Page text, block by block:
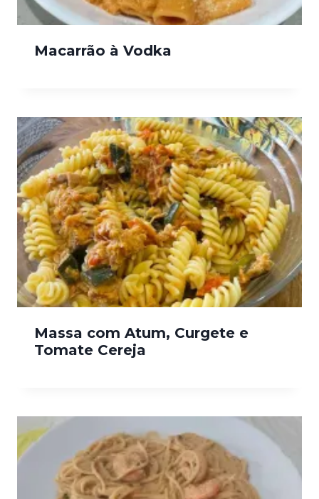
Macarrão à Vodka
Massa com Atum, Curgete e
Tomate Cereja